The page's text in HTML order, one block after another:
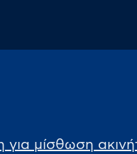
για μίσθωση